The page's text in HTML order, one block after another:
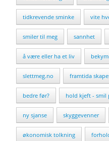
tidkrevende sminke vite
smiler til meg sannhet
å være eller ha et liv
slettmeg.no framtida
bedre før? hold kjeft - smil
ny sjanse skyggevenner
økonomisk tolkning